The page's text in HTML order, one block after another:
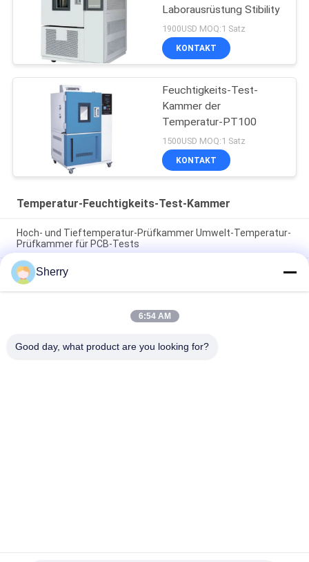
Laborausrüstung Stibility
1900USD MOQ:1 Satz
KONTAKT
Feuchtigkeits-Test-
Kammer der
Temperatur-PT100
1500USD MOQ:1 Satz
KONTAKT
Temperatur-Feuchtigkeits-Test-Kammer
Hoch- und Tieftemperatur-Prüfkammer Umwelt-Temperatur-
Prüfkammer für PCB-Tests
Temperatur-Feuchtigkeit-Prüfkammer
Temperaturgenauigkeit ± 0,5°C mit Temperaturbereich -70°C
~ 180°C
Temperatur-Feuchtigkeitsprüfkammer Hohe und niedrige
Sherry
6:54 AM
Good day, what product are you looking for?